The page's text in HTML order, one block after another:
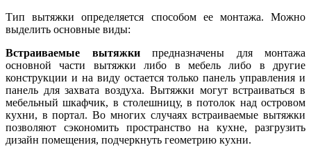
Тип вытяжки определяется способом ее монтажа. Можно
выделить основные виды:
Встраиваемые вытяжкипредназначены для монтажа
основной части вытяжки либо в мебель либо в другие
конструкции и на виду остается только панель управления и
панель для захвата воздуха. Вытяжки могут встраиваться в
мебельный шкафчик, в столешницу, в потолок над островом
кухни, в портал. Во многих случаях встраиваемые вытяжки
позволяют сэкономить пространство на кухне, разгрузить
дизайн помещения, подчеркнуть геометрию кухни.